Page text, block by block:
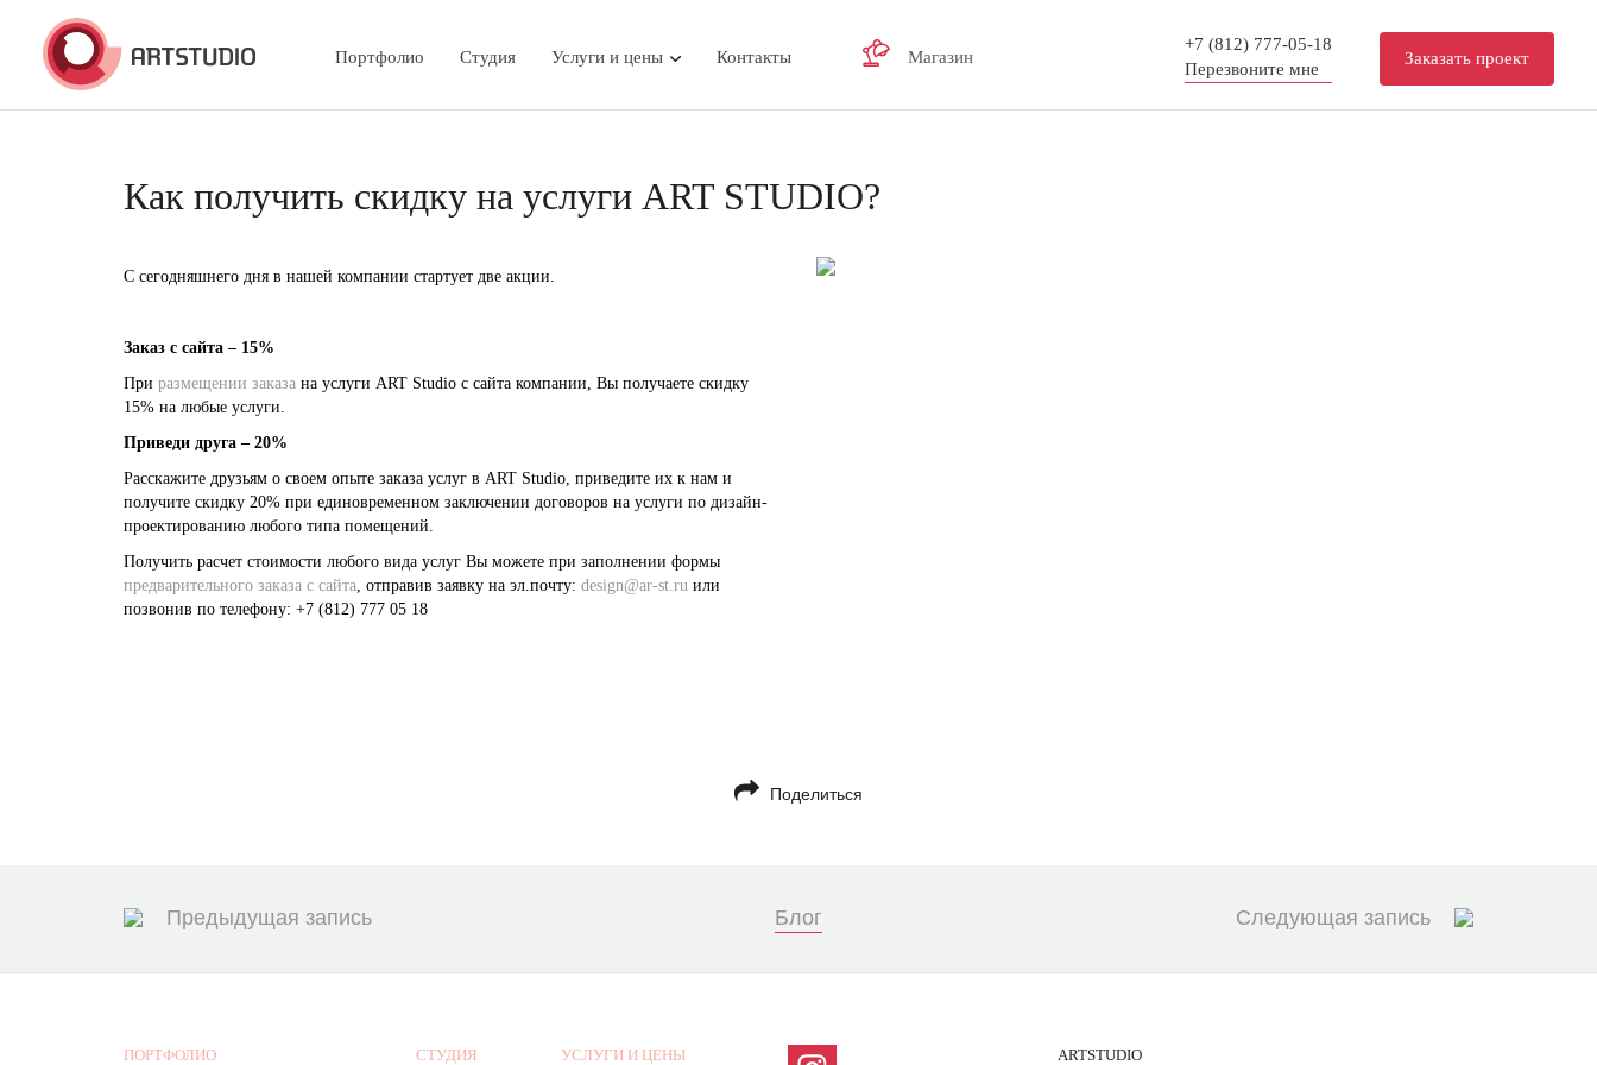
Портфолио Студия Услуги и цены Контакты Магазин
+7 (812) 777-05-18
Перезвоните мне
Заказать проект
Как получить скидку на услуги ART STUDIO?
C сегодняшнего дня в нашей компании стартует две акции.
Заказ с сайта – 15%
При размещении заказа на услуги ART Studio с сайта компании, Вы получаете скидку
15% на любые услуги.
Приведи друга – 20%
Расскажите друзьям о своем опыте заказа услуг в ART Studio, приведите их к нам и
получите скидку 20% при единовременном заключении договоров на услуги по дизайн-
проектированию любого типа помещений.
Получить расчет стоимости любого вида услуг Вы можете при заполнении формы
предварительного заказа с сайта, отправив заявку на эл.почту: design@ar-st.ru или
позвонив по телефону: +7 (812) 777 05 18
Поделиться
Предыдущая запись Блог Следующая запись
ПОРТФОЛИО СТУДИЯ УСЛУГИ И ЦЕНЫ ARTSTUDIO